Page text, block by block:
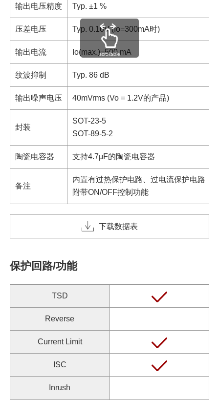
输出电压精度 Typ. ±1 %
压差电压 Typ. 0.10V (Io=300mA时)
输出电流 Io(max.)=500 mA
纹波抑制 Typ. 86 dB
输出噪声电压 40mVrms (Vo = 1.2V的产品)
封装
SOT-23-5
SOT-89-5-2
陶瓷电容器 支持4.7μF的陶瓷电容器
备注
内置有过热保护电路、过电流保护电路
附带ON/OFF控制功能
scrollable
下载数据表
保护回路/功能
TSD
Reverse
Current Limit
ISC
Inrush